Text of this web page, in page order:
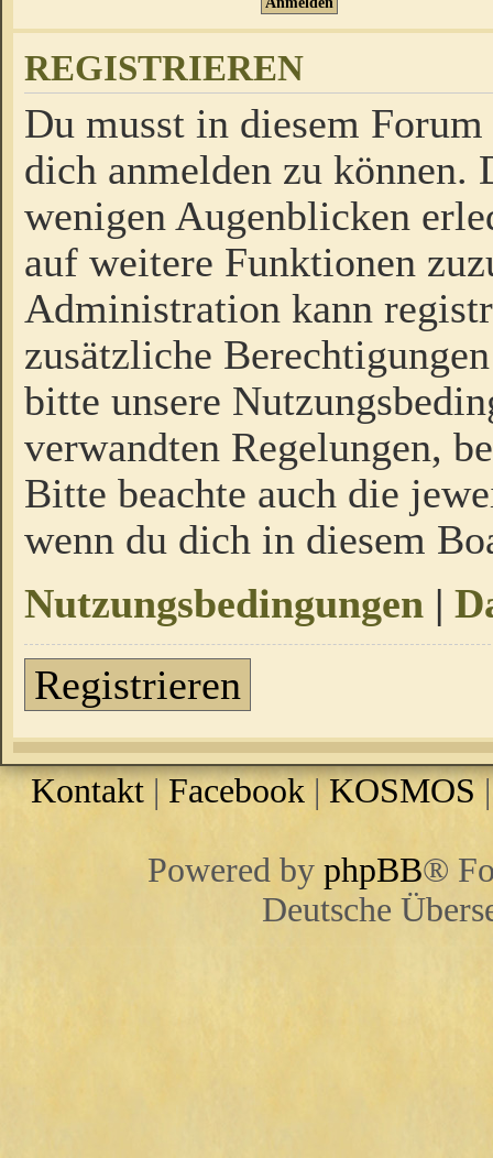
REGISTRIEREN
Du musst in diesem
dich anmelden zu
wenigen Augenblicken
auf weitere Funktionen
Administration kann
zusätzliche
bitte unsere
verwandten Regelungen,
Bitte beachte auch die
wenn du dich in diesem
Nutzungsbedingungen |
Registrieren
Kontakt | Facebook |KOSMOS
Powered by phpBB®
Deutsche